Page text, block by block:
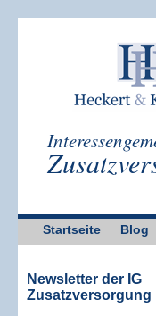
Startseite Blog
Newsletter der IG
Zusatzversorgung